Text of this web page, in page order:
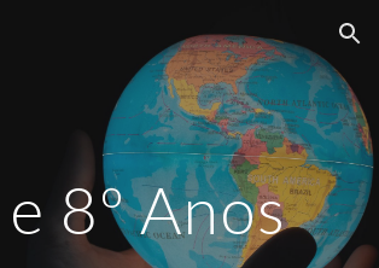
Skip to navigation
e 8º Anos